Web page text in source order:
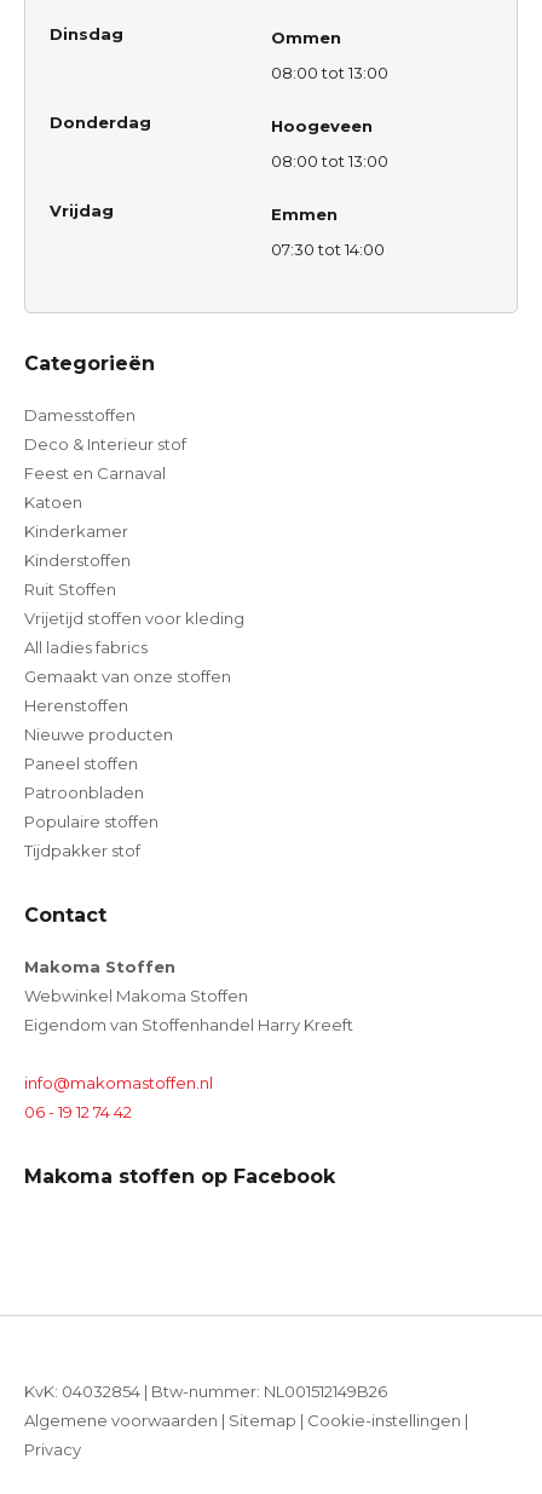
Dinsdag
Ommen
08:00 tot 13:00
Donderdag
Hoogeveen
08:00 tot 13:00
Vrijdag
Emmen
07:30 tot 14:00
Categorieën
Damesstoffen
Deco & Interieur stof
Feest en Carnaval
Katoen
Kinderkamer
Kinderstoffen
Ruit Stoffen
Vrijetijd stoffen voor kleding
All ladies fabrics
Gemaakt van onze stoffen
Herenstoffen
Nieuwe producten
Paneel stoffen
Patroonbladen
Populaire stoffen
Tijdpakker stof
Contact
Makoma Stoffen
Webwinkel Makoma Stoffen
Eigendom van Stoffenhandel Harry Kreeft
info@makomastoffen.nl
06 - 19 12 74 42
Makoma stoffen op Facebook
KvK: 04032854 | Btw-nummer: NL001512149B26
Algemene voorwaarden | Sitemap | Cookie-instellingen |
Privacy